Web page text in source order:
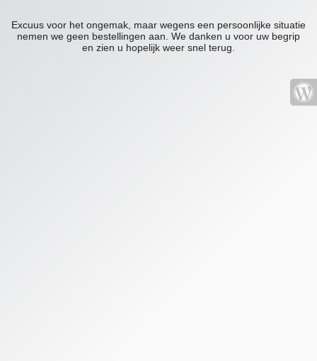
Excuus voor het ongemak, maar wegens een persoonlijke situatie
nemen we geen bestellingen aan. We danken u voor uw begrip
en zien u hopelijk weer snel terug.